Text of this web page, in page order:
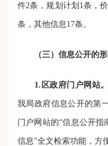
件2条，规划计划1条，
条，其他信息17条。
（三）信息公开的
1.区政府门户网站。
我局政府信息公开的第
门户网站的“信息公开指
信息”全文检索功能，方